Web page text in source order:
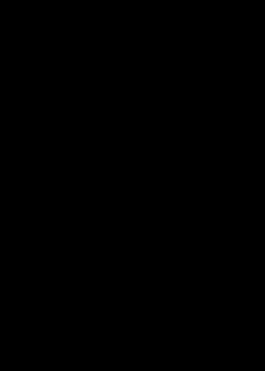
и быстрым. В личном
заказ без проблем. Рад, что
Качество впечатляет —